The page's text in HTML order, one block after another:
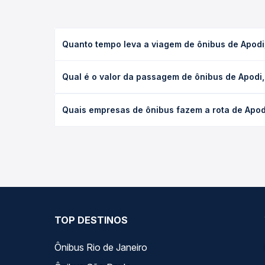
Quanto tempo leva a viagem de ônibus de
ou leito) e as condições de tráfego. Na Quero
Qual é o valor da passagem de ônibus de
e a antecedência da compra. Na Quero
Quais empresas de ônibus fazem a rota de
TOP DESTINOS
Ônibus Rio de Janeiro